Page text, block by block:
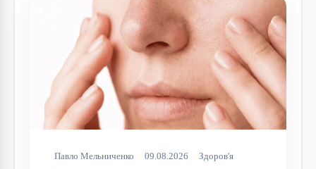
Павло Мельниченко 09.08.2026 Здоров'я